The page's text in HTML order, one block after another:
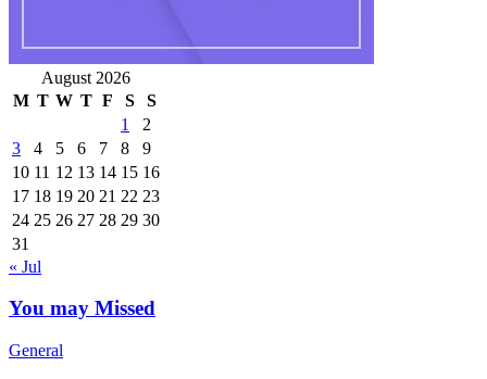
August 2026
M T W T F S
S
1
2
3
4 5 6 7 8
9
10 11 12 13 14 15 16
17 18 19 20 21 22 23
24 25 26 27 28 29 30
31
« Jul
You may Missed
General